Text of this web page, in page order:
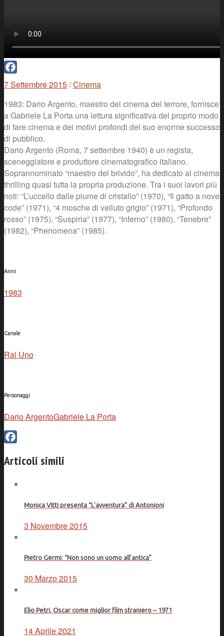
Facebook
7 Settembre 2015/Cinema
1983: Dario Argento, maestro del cinema del terrore, fornisce
a Gabriele La Porta una lettura significativa del proprio modo
di fare cinema e dei motivi profondi del suo enorme successo
di pubblico.
Dario Argento (Roma, 7 settembre 1940) è un regista,
sceneggiatore e produttore cinematografico italiano.
Soprannominato “maestro del brivido”, ha dedicato al cinema
thrilling quasi tutta la propria produzione. Tra i suoi lavori più
noti: “L’uccello dalle piume di cristallo” (1970), “Il gatto a nove
code” (1971), “4 mosche di velluto grigio” (1971), “Profondo
rosso” (1975), “Suspiria” (1977), “Inferno” (1980), “Tenebre”
(1982), “Phenomena” (1985).
Anni
1983
Canale
Rai Uno
Personaggi
Dario ArgentoGabriele La Porta
Articoli simili
Monica Vitti presenta “L’avventura” di Antonioni
3 Novembre 2015
Pietro Germi: “Non sono un uomo all’antica”
30 Marzo 2015
Elio Petri, Oscar come miglior film straniero – 1971
14 Aprile 2021